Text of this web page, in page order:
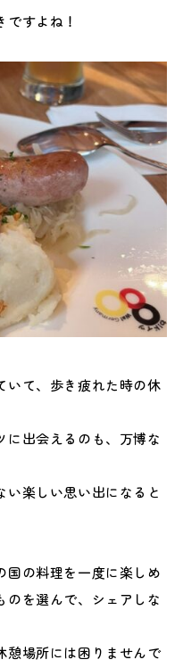
すよね！
いて、歩き疲れた時の休
に出会えるのも、万博な
楽しい思い出になると
国の料理を一度に楽しめ
のを選んで、シェアしな
憩場所には困りませんで